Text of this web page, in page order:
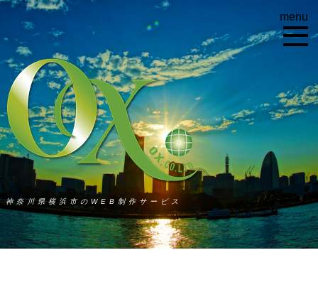
menu
神奈川県横浜市のWEB制作サービス